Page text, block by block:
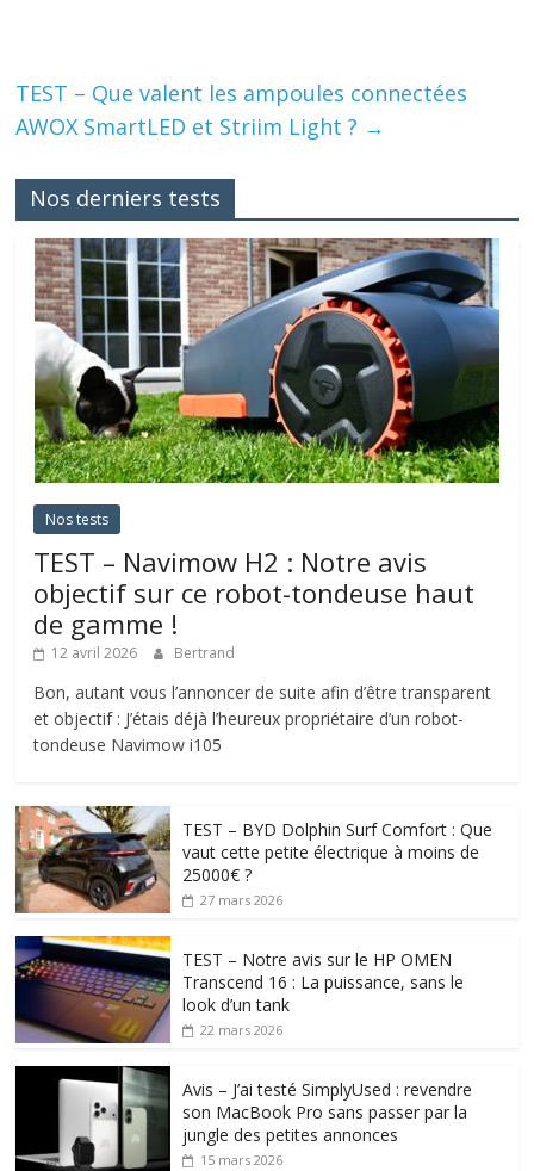
TEST – Que valent les ampoules connectées
AWOX SmartLED et Striim Light ? →
Nos derniers tests
Nos tests
TEST – Navimow H2 : Notre avis
objectif sur ce robot-tondeuse haut
de gamme !
12 avril 2026 Bertrand
Bon, autant vous l’annoncer de suite afin d’être transparent
et objectif : J’étais déjà l’heureux propriétaire d’un robot-
tondeuse Navimow i105
TEST – BYD Dolphin Surf Comfort : Que
vaut cette petite électrique à moins de
25000€ ?
27 mars 2026
TEST – Notre avis sur le HP OMEN
Transcend 16 : La puissance, sans le
look d’un tank
22 mars 2026
Avis – J’ai testé SimplyUsed : revendre
son MacBook Pro sans passer par la
jungle des petites annonces
15 mars 2026